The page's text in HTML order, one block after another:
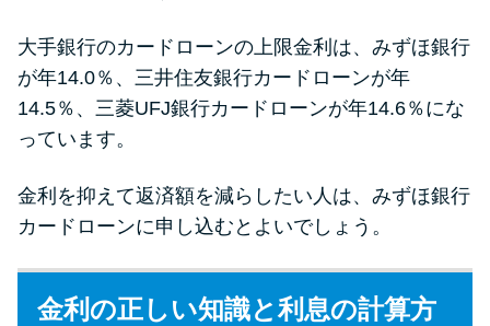
大手銀行のカードローンの上限金利は、みずほ銀行
が年14.0％、三井住友銀行カードローンが年
14.5％、三菱UFJ銀行カードローンが年14.6％にな
っています。
金利を抑えて返済額を減らしたい人は、みずほ銀行
カードローンに申し込むとよいでしょう。
金利の正しい知識と利息の計算方